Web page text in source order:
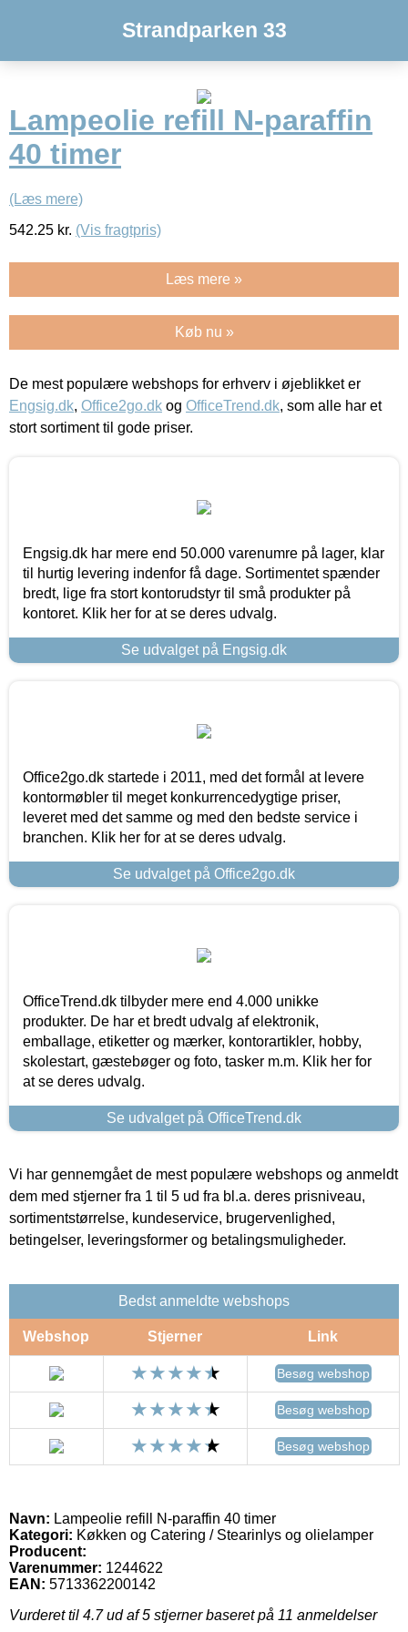
Strandparken 33
Lampeolie refill N-paraffin
40 timer
(Læs mere)
542.25 kr. (Vis fragtpris)
Læs mere »
Køb nu »
De mest populære webshops for erhverv i øjeblikket er
Engsig.dk, Office2go.dk og OfficeTrend.dk, som alle har et
stort sortiment til gode priser.
Engsig.dk har mere end 50.000 varenumre på lager, klar
til hurtig levering indenfor få dage. Sortimentet spænder
bredt, lige fra stort kontorudstyr til små produkter på
kontoret. Klik her for at se deres udvalg.
Se udvalget på Engsig.dk
Office2go.dk startede i 2011, med det formål at levere
kontormøbler til meget konkurrencedygtige priser,
leveret med det samme og med den bedste service i
branchen. Klik her for at se deres udvalg.
Se udvalget på Office2go.dk
OfficeTrend.dk tilbyder mere end 4.000 unikke
produkter. De har et bredt udvalg af elektronik,
emballage, etiketter og mærker, kontorartikler, hobby,
skolestart, gæstebøger og foto, tasker m.m. Klik her for
at se deres udvalg.
Se udvalget på OfficeTrend.dk
Vi har gennemgået de mest populære webshops og anmeldt
dem med stjerner fra 1 til 5 ud fra bl.a. deres prisniveau,
sortimentstørrelse, kundeservice, brugervenlighed,
betingelser, leveringsformer og betalingsmuligheder.
Bedst anmeldte webshops
Webshop Stjerner Link
Besøg webshop
Besøg webshop
Besøg webshop
Navn: Lampeolie refill N-paraffin 40 timer
Kategori: Køkken og Catering / Stearinlys og olielamper
Producent:
Varenummer: 1244622
EAN: 5713362200142
Vurderet til 4.7ud af 5 stjerner baseret på 11 anmeldelser